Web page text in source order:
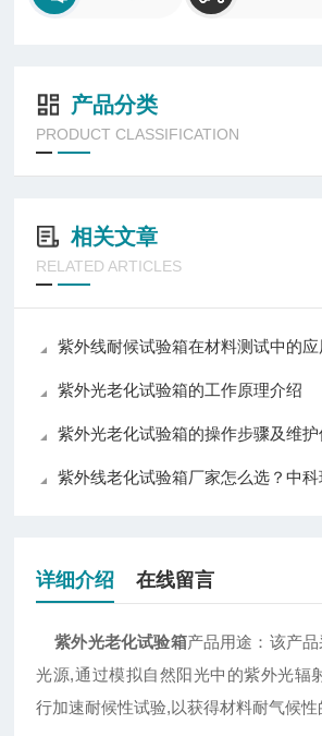
产品分类
PRODUCT CLASSIFICATION
相关文章
RELATED ARTICLES
紫外线耐候试验箱在材料测试中的应
紫外光老化试验箱的工作原理介绍
紫外光老化试验箱的操作步骤及维
紫外线老化试验箱厂家怎么选？中科环试从入门到
详细介绍 在线留言
紫外光老化试验箱产品用途：该产
光源,通过模拟自然阳光中的紫外光辐
行加速耐候性试验,以获得材料耐气候性